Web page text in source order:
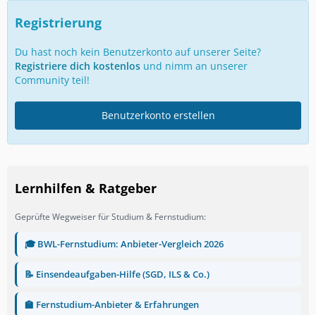
Registrierung
Du hast noch kein Benutzerkonto auf unserer Seite?
Registriere dich kostenlos und nimm an unserer
Community teil!
Benutzerkonto erstellen
Lernhilfen & Ratgeber
Geprüfte Wegweiser für Studium & Fernstudium:
🎓 BWL-Fernstudium: Anbieter-Vergleich 2026
📝 Einsendeaufgaben-Hilfe (SGD, ILS & Co.)
🏫 Fernstudium-Anbieter & Erfahrungen